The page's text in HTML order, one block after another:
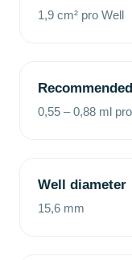
1,9 cm² pro Well
0,55 – 0,88 ml
Well diameter
15,6 mm